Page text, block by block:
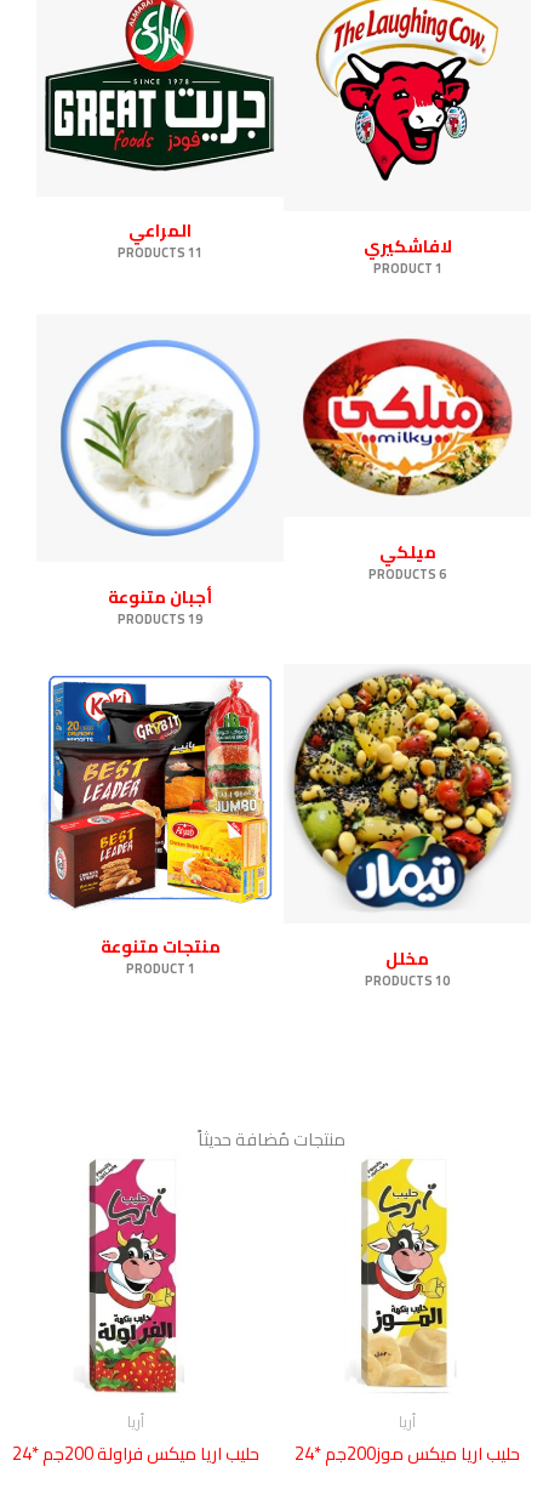
لافاشكيري
1 PRODUCT
المراعي
11 PRODUCTS
ميلكي
6 PRODUCTS
أجبان متنوعة
19 PRODUCTS
مخلل
10 PRODUCTS
منتجات متنوعة
1 PRODUCT
منتجات مُضافة حديثاً
أريا
حليب اريا ميكس موز200جم *24
أريا
حليب اريا ميكس فراولة 200جم *24